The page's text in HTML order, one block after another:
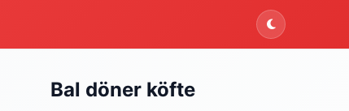
Bal döner köfte